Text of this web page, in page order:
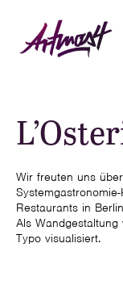
Wir freuten uns
Restaurants in
Als
Typo visualisiert.